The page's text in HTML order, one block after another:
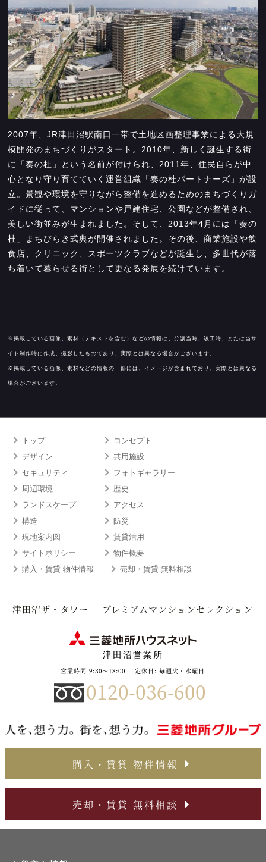
2007年、JR津田沼駅南口一帯で土地区画整理事業による大規
模開発のまちづくりがスタート。2010年、新しく誕生する街
に「奏の杜」という名前が付けられ、2011年、住民自らが中
心となり守り育てていく運営組織「奏の杜パートナーズ」が設
立。景観や環境を守りながら整備を進めるためのまちづくりガ
イドに従って、マンションや戸建住宅、公園などが整備され、
美しい街並みが生まれました。そして、2013年4月には「奏の
杜」まちびらき式典が開催されました。その後、商業施設や飲
食店、クリニック、スポーツクラブなどが誕生し、多世代が落
ち着いて暮らせる街として更なる発展を続けています。
※掲載している画像、素材（テキストを含む）などの情報は、分譲当時、竣工時、または当サ
イト制作時に作成、撮影したものであり、実際とは異なる場合がございます。
※掲載している画像、素材などの情報の一部には、イメージが含まれており、実際とは異なる
場合がございます。
トップ
コンセプト
デザイン
共用施設
セキュリティ
フォトギャラリー
周辺環境
歴史
ランドスケープ
アクセス
構造
防災
現地案内図
賃貸活用
サイトポリシー
物件概要
購入・賃貸 物件情報
売却・賃貸 無料相談
津田沼ザ・タワー プレミアムマンションセレクション
津田沼営業所
営業時間 9:30～18:00 定休日: 毎週火・水曜日
0120-036-600
購入・賃貸 物件情報
売却・賃貸 無料相談